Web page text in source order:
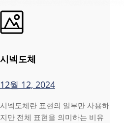
시넥도체
12월 12, 2024
시넥도체란 표현의 일부만 사용하
지만 전체 표현을 의미하는 비유